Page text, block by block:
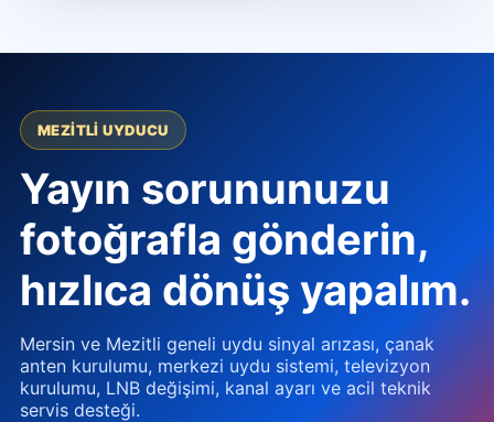
MEZITLI UYDUCU
Yayın sorununuzu
fotoğrafla gönderin,
hızlıca dönüş yapalım.
Mersin ve Mezitli geneli uydu sinyal arızası, çanak
anten kurulumu, merkezi uydu sistemi, televizyon
kurulumu, LNB değişimi, kanal ayarı ve acil teknik
servis desteği.